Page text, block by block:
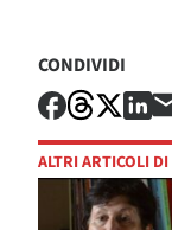
CONDIVIDI
ALTRI ARTICOLI DI